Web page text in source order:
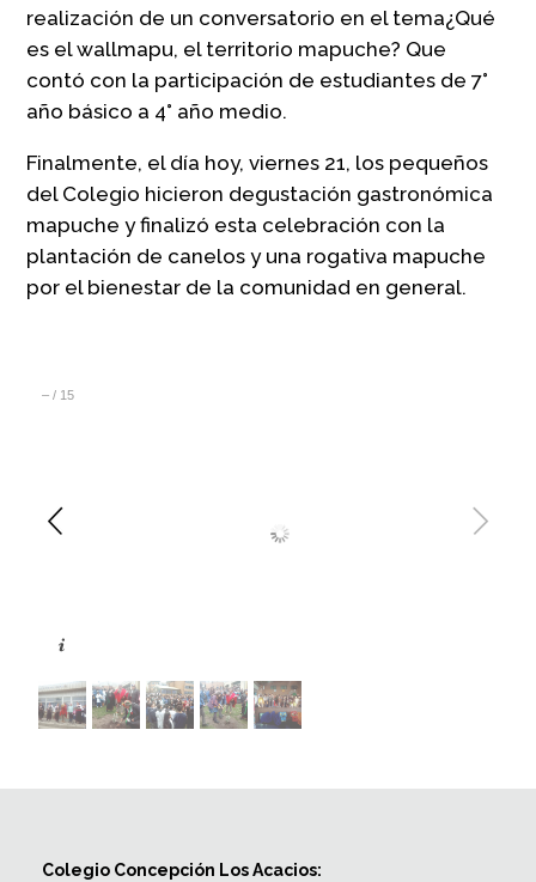
realización de un conversatorio en el tema¿Qué
es elwallmapu, el territorio mapuche? Que
contó con la participación de estudiantes de 7°
año básico a 4° año medio.
Finalmente, el día hoy, viernes 21, los pequeños
del Colegio hicieron degustación gastronómica
mapuche y finalizó esta celebración con la
plantación de canelos y una rogativa mapuche
por el bienestar de la comunidad en general.
– / 15
Colegio Concepción Los Acacios: